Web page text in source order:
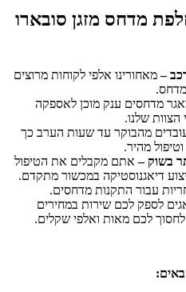
מדחס מזגן סובארו
–מאחורינו אלפי לקוחות מרוצים
מדחסים ענק מוכן לאספקה
הצוות שלנו.
מהבוקר עד שעות הערב כך
מהיר.
בשוק –אתם מקבלים את הטיפול
דיאגנוסטיקה במכשור מתקדם.
לספק לכם שירות במחירים
לכם מאות ואלפי שקלים.